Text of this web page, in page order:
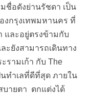
และอยู่ตรงข้ามกับ
ะยังสามารถเดินทาง
รามเก้า กับ The
ทำเลที่ดีที่สุด ภายใน
ายตา ตกแต่งได้
มีห้องพักให้บริการ
7 รูมไทป์ ได้แก่